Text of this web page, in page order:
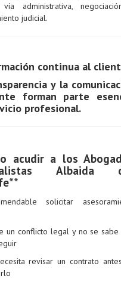
administrativa,
judicial.
continua al
y la
forman parte
profesional.
acudir a los
Albaida
solicitar
un conflicto legal y no se sabe
revisar un contrato